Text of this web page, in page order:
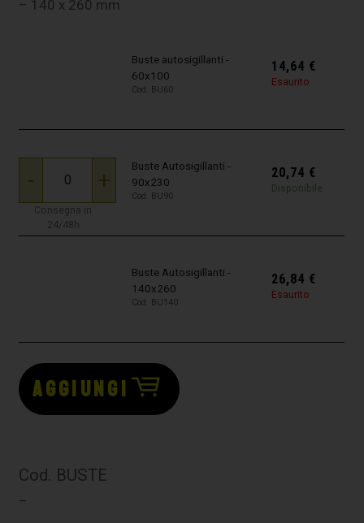
– 140 x 260 mm
Buste autosigillanti -
60x100
Cod. BU60
14,64 €
Esaurito
- +
Consegna in
24/48h
Buste Autosigillanti -
90x230
Cod. BU90
20,74 €
Disponibile
Buste Autosigillanti -
140x260
Cod. BU140
26,84 €
Esaurito
AGGIUNGI
Cod. BUSTE
–